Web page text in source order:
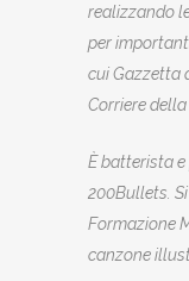
realizzando
per
cui Gazzetta
Corriere della
È batterista
200Bullets.
Formazione
canzone